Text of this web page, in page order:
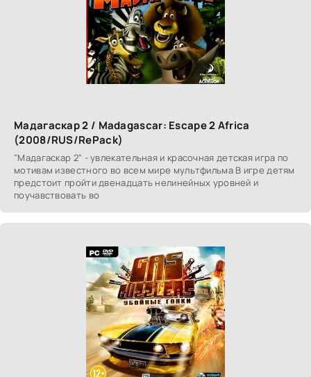
Мадагаскар 2 / Madagascar: Escape 2 Africa
(2008/RUS/RePack)
"Мадагаскар 2" - увлекательная и красочная детская игра по
мотивам известного во всем мире мультфильма В игре детям
предстоит пройти двенадцать нелинейных уровней и
поучавствовать во